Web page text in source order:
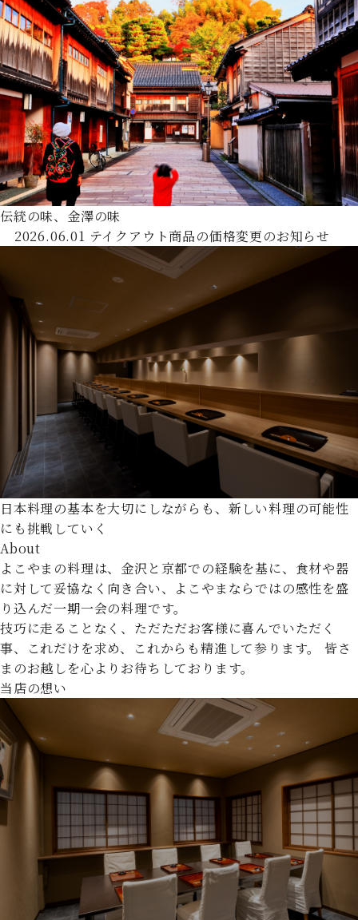
伝統の味、金澤の味
2026.06.01 テイクアウト商品の価格変更のお知らせ
日本料理の基本を大切にしながらも、新しい料理の可能性
にも挑戦していく
About
よこやまの料理は、金沢と京都での経験を基に、食材や器
に対して妥協なく向き合い、
よこやまならではの感性を盛
り込んだ一期一会の料理です。
技巧に走ることなく、ただただお客様に喜んでいただく
事、これだけを求め、これからも精進して参ります。
皆さ
まのお越しを心よりお待ちしております。
当店の想い